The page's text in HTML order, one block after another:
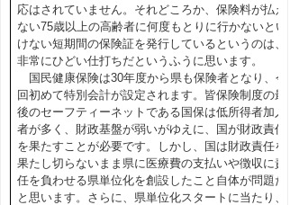
応はされていません。それどころか、保険料が払え
ない75歳以上の高齢者に何度もとりに行かないとい
けない短期間の保険証を発行しているというのは、
非常にひどい仕打ちだというふうに思います。
国民健康保険は30年度から県も保険者となり、今
回初めて特別会計が設定されます。皆保険制度の最
後のセーフティーネットである国保は低所得者加入
者が多く、財政基盤が弱いがゆえに、国が財政責任
を果たすことが必要です。しかし、国は財政責任を
果たし切らないまま県に医療費の支払いや徴収に責
任を負わせる県単位化を創設したこと自体が問題だ
と思います。さらに、県単位化スタートに当たり、